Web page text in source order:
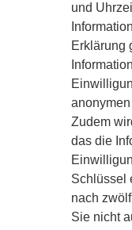
und
Erklärung
Zudem
das die
Schlüssel
nach
Sie nicht